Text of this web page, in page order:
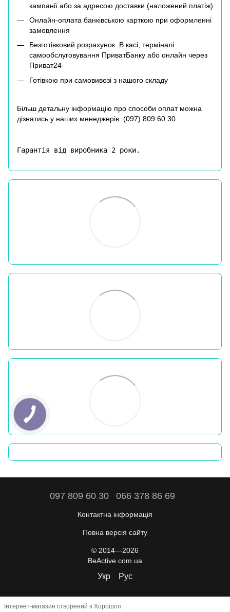
кампанії або за адресою доставки (наложений платіж)
Онлайн-оплата банківською карткою при оформленні
замовлення
Безготівковий розрахунок. В касі, терміналі
самообслуговування ПриватБанку або онлайн через
Приват24
Готівкою при самовивозі з нашого складу
Більш детальну інформацію про способи оплат можна
дізнатись у наших менеджерів (097) 809 60 30
Гарантія від виробника 2 роки.
097 809 60 30 066 378 86 69
Контактна інформація
Повна версія сайту
© 2014—2026
BeActive.com.ua
Укр Рус
Інтернет-магазин створений з Хорошоп